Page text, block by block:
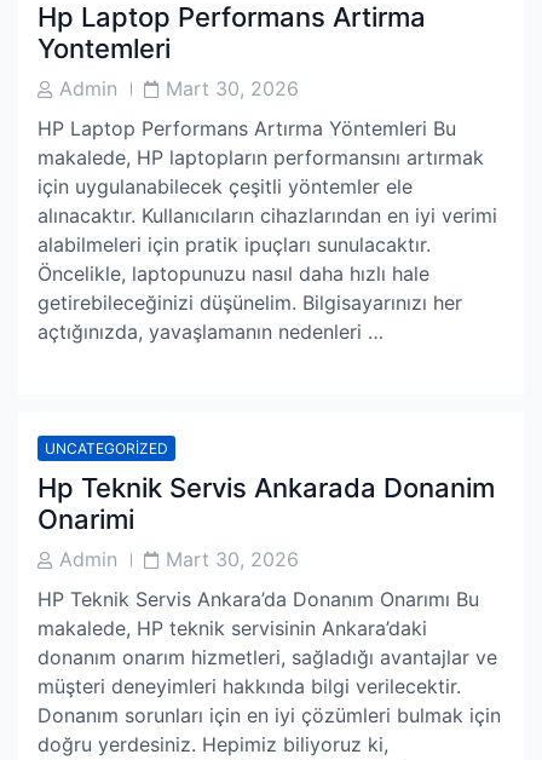
Hp Laptop Performans Artirma
Yontemleri
PostAdmin
PostMart 30, 2026
HP Laptop Performans Artırma Yöntemleri Bu
makalede, HP laptopların performansını artırmak
için uygulanabilecek çeşitli yöntemler ele
alınacaktır. Kullanıcıların cihazlarından en iyi verimi
alabilmeleri için pratik ipuçları sunulacaktır.
Öncelikle, laptopunuzu nasıl daha hızlı hale
getirebileceğinizi düşünelim. Bilgisayarınızı her
açtığınızda, yavaşlamanın nedenleri …
UNCATEGORIZED
Hp Teknik Servis Ankarada Donanim
Onarimi
PostAdmin
PostMart 30, 2026
HP Teknik Servis Ankara’da Donanım Onarımı Bu
makalede, HP teknik servisinin Ankara’daki
donanım onarım hizmetleri, sağladığı avantajlar ve
müşteri deneyimleri hakkında bilgi verilecektir.
Donanım sorunları için en iyi çözümleri bulmak için
doğru yerdesiniz. Hepimiz biliyoruz ki,